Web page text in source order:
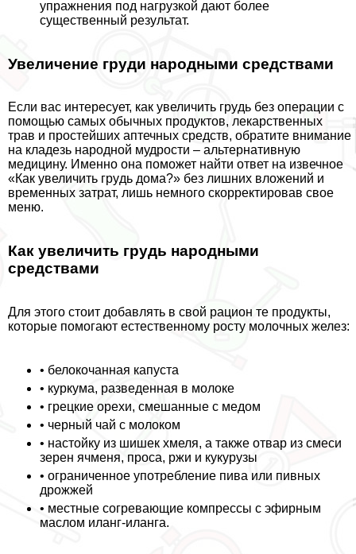
упражнения под нагрузкой дают более
существенный результат.
Увеличение гpyди народными средствами
Если вас интересует, как увеличить гpyдь без операции с
помощью самых обычных продуктов, лекарственных
трав и простейших аптечных средств, обратите внимание
на кладезь народной мудрости – альтернативную
медицину. Именно она поможет найти ответ на извечное
«Как увеличить гpyдь дома?» без лишних вложений и
временных затрат, лишь немного скорректировав свое
меню.
Как увеличить гpyдь народными
средствами
Для этого стоит добавлять в свой рацион те продукты,
которые помогают естественному росту молочных желез:
• белокочанная капуста
• куркума, разведенная в молоке
• грецкие орехи, смешанные с медом
• черный чай с молоком
• настойку из шишек хмеля, а также отвар из смеси
зерен ячменя, проса, ржи и кукурузы
• ограниченное употрeбление пива или пивных
дрожжей
• местные согревающие компрессы с эфирным
маслом иланг-иланга.